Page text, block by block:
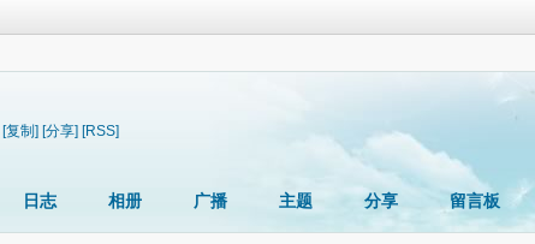
[复制] [分享] [RSS]
日志 相册 广播 主题 分享 留言板